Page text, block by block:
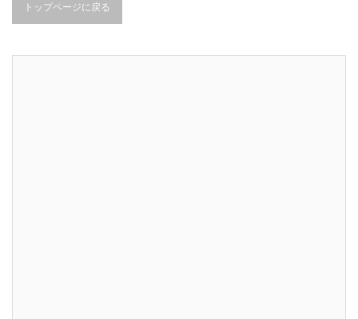
トップページに戻る